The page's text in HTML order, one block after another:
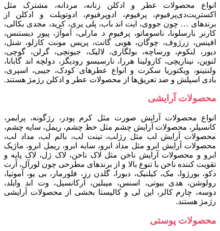
انواع محصولات عطر و ادکلن زنانه، مردانه، مشترک مثل
اکستریت‌دی‌پرفیوم، پرفیوم، ادوپرفیوم، ادوتویلت و ادکلن از
برندهای … چون جووی، ایت اند باب، پلی یری، کرید، مجدی بکالی،
کارنر بارسلونا، ناسوماتو، پرفیوم د مارلی، آموآژ، پیور دیستنس،
افینس، زرژوف، چوگان، هوبی گانت، پریس مونت کارلو، شنل،
دیور، لنکوم، ورساچه، بولگاری، لالیک، جیونچی، گرلن، گوچی،
لنوین، نیناریچی، کارولینا هررا، نارسیسو رودیگز، دولچه اند گابانا،
ولنتینو، ویکتوریا سکرت و انواع عطرهای کودک، جیبی، اسپری،
بادی اسپلش و ضد تعریق‌ها از محصولات عطر و ادکلن رژمژ هستند.
محصولات آرایشی
انواع محصولات آرایش صورت مثل کرم پودر، رژگونه، پرایمر،
کانسیلر، محصولات آرایش چشم مثل خط چشم، ریمل، سایه چشم،
محصولات آرایش لب مثل رژلب، تینت لب، بالم لب، مداد لب،
محصولات آرایش ابرو مثل مداد ابرو، سایه ابرو، ریمل ابرو، ماژیک
ابرو و محصولات آرایش ناخن مثل لاک ناخن، لاک ژل، لاک پایه و
تقویت کننده ناخن با تنوع بالا و از برندهای مطرحی چون لورآل، آرت
دکو، بورژوا، مک، کیلنیک، دبورا، گلدن رز، فلورمار، بی یو، آموتیا،
رولوشن، هدی بیوتی، اسنس، میبلین، آرکانسیل، وت اند وایلد،
دوسه، چارم کالر، این لی و کالیستا بخشی از محصولات آرایشی
رژمژ هستند.
محصولات پوستی